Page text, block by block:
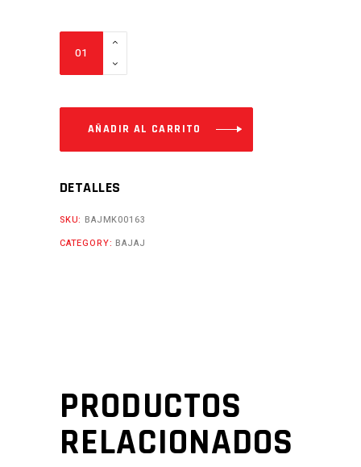
P200
P180
Cantidad
AÑADIR AL CARRITO
DETALLES
SKU: BAJMK00163
CATEGORY: BAJAJ
PRODUCTOS
RELACIONADOS